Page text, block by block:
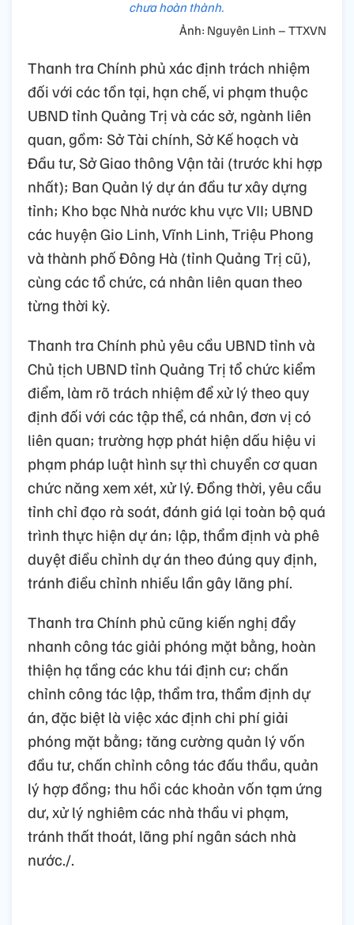
chưa hoàn thành.
Ảnh: Nguyên Linh – TTXVN
Thanh tra Chính phủ xác định trách nhiệm
đối với các tồn tại, hạn chế, vi phạm thuộc
UBND tỉnh Quảng Trị và các sở, ngành liên
quan, gồm: Sở Tài chính, Sở Kế hoạch và
Đầu tư, Sở Giao thông Vận tải (trước khi hợp
nhất); Ban Quản lý dự án đầu tư xây dựng
tỉnh; Kho bạc Nhà nước khu vực VII; UBND
các huyện Gio Linh, Vĩnh Linh, Triệu Phong
và thành phố Đông Hà (tỉnh Quảng Trị cũ),
cùng các tổ chức, cá nhân liên quan theo
từng thời kỳ.
Thanh tra Chính phủ yêu cầu UBND tỉnh và
Chủ tịch UBND tỉnh Quảng Trị tổ chức kiểm
điểm, làm rõ trách nhiệm để xử lý theo quy
định đối với các tập thể, cá nhân, đơn vị có
liên quan; trường hợp phát hiện dấu hiệu vi
phạm pháp luật hình sự thì chuyển cơ quan
chức năng xem xét, xử lý. Đồng thời, yêu cầu
tỉnh chỉ đạo rà soát, đánh giá lại toàn bộ quá
trình thực hiện dự án; lập, thẩm định và phê
duyệt điều chỉnh dự án theo đúng quy định,
tránh điều chỉnh nhiều lần gây lãng phí.
Thanh tra Chính phủ cũng kiến nghị đẩy
nhanh công tác giải phóng mặt bằng, hoàn
thiện hạ tầng các khu tái định cư; chấn
chỉnh công tác lập, thẩm tra, thẩm định dự
án, đặc biệt là việc xác định chi phí giải
phóng mặt bằng; tăng cường quản lý vốn
đầu tư, chấn chỉnh công tác đấu thầu, quản
lý hợp đồng; thu hồi các khoản vốn tạm ứng
dư, xử lý nghiêm các nhà thầu vi phạm,
tránh thất thoát, lãng phí ngân sách nhà
nước./.